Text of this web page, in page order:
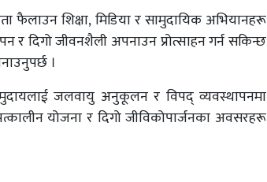
फैलाउन शिक्षा, मिडिया र सामुदायिक अभियानहरू
र दिगो जीवनशैली अपनाउन प्रोत्साहन गर्न सकिन्छ
।
जलवायु अनुकूलन र विपद् व्यवस्थापनमा
योजना र दिगो जीविकोपार्जनका अवसरहरू